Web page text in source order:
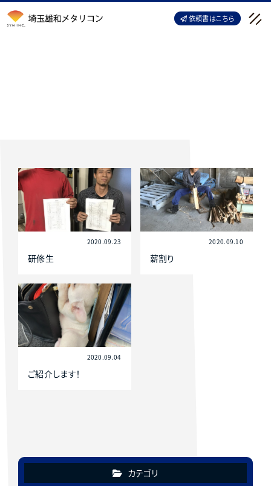
依頼書はこちら
研修生
2020.09.23
薪割り
2020.09.10
ご紹介します！
2020.09.04
カテゴリ